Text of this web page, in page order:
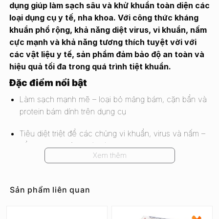
dụng giúp làm sạch sâu và khử khuẩn toàn diện các
loại dụng cụ y tế, nha khoa. Với công thức kháng
khuẩn phổ rộng, khả năng diệt virus, vi khuẩn, nấm
cực mạnh và khả năng tương thích tuyệt vời với
các vật liệu y tế, sản phẩm đảm bảo độ an toàn và
hiệu quả tối đa trong quá trình tiệt khuẩn.
Đặc điểm nổi bật
Làm sạch mạnh mẽ – loại bỏ mảng bám, cặn bẩn và
protein bám dính trên dụng cụ
Tiêu diệt triệt để các chủng vi khuẩn, virus và nấm –
kể cả virus không có màng bọc như Coronavirus,
viêm gan B, C, HIV, sởi, quai bị, rubella, đậu mùa
chuẩn EN21530, không gây gỉ sét hay ăn mòn dụng
Xem thêm
Sản phẩm liên quan